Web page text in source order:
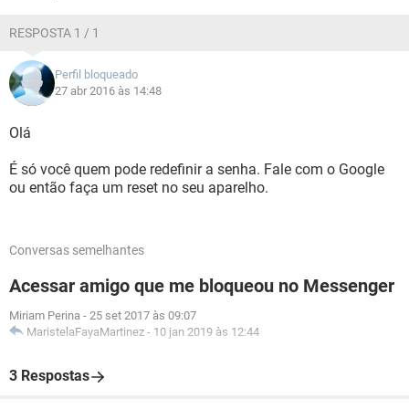
RESPOSTA 1 / 1
Perfil bloqueado
27 abr 2016 às 14:48
Olá
É só você quem pode redefinir a senha. Fale com o Google
ou então faça um reset no seu aparelho.
Conversas semelhantes
Acessar amigo que me bloqueou no Messenger
Miriam Perina - 25 set 2017 às 09:07
MaristelaFayaMartinez - 10 jan 2019 às 12:44
3 Respostas